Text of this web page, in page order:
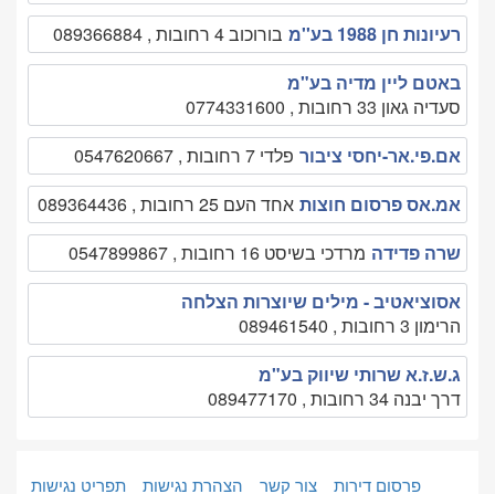
רעיונות חן 1988 בע''מ
בורוכוב 4 רחובות , 089366884
באטם ליין מדיה בע"מ
סעדיה גאון 33 רחובות , 0774331600
אם.פי.אר-יחסי ציבור פלדי 7 רחובות , 0547620667
אמ.אס פרסום חוצות אחד העם 25 רחובות , 089364436
שרה פדידה מרדכי בשיסט 16 רחובות , 0547899867
אסוציאטיב - מילים שיוצרות הצלחה
הרימון 3 רחובות , 089461540
ג.ש.ז.א שרותי שיווק בע"מ
דרך יבנה 34 רחובות , 089477170
פרסום דירות צור קשר הצהרת נגישות תפריט נגישות